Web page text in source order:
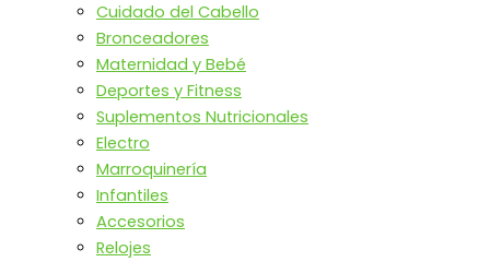
Cuidado del Cabello
Bronceadores
Maternidad y Bebé
Deportes y Fitness
Suplementos Nutricionales
Electro
Marroquinería
Infantiles
Accesorios
Relojes